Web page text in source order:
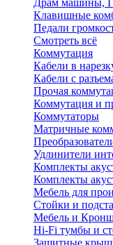
Драм машины,
Клавишные
Педали
Смотреть всё
Коммутация
Кабели в
Кабели с
Прочая
Коммутация и
Коммутаторы
Матричные
Удлинители
Комплекты
Комплекты
Мебель для
Стойки и
Мебель и
Hi-Fi тумбы и
Защитные